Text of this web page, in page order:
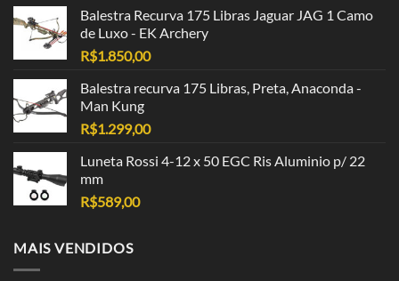
Balestra Recurva 175 Libras Jaguar JAG 1 Camo
de Luxo - EK Archery
R$1.850,00
Balestra recurva 175 Libras, Preta, Anaconda -
Man Kung
R$1.299,00
Luneta Rossi 4-12 x 50 EGC Ris Aluminio p/ 22
mm
R$589,00
MAIS VENDIDOS